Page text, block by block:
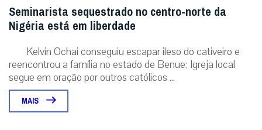
Seminarista sequestrado no centro-norte da
Nigéria está em liberdade
Kelvin Ochai conseguiu escapar ileso do cativeiro e
reencontrou a família no estado de Benue; Igreja local
segue em oração por outros católicos ...
MAIS